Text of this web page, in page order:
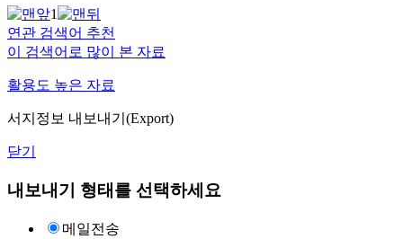
1
연관 검색어 추천
이 검색어로 많이 본 자료
활용도 높은 자료
서지정보 내보내기(Export)
닫기
내보내기 형태를 선택하세요
메일전송